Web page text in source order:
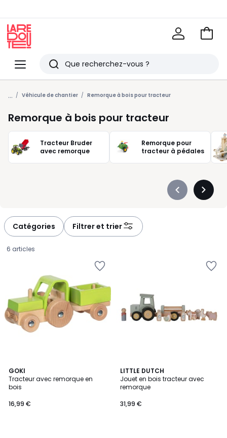
Menu
Redoute
Rechercher
Derniers
articles
vus
Voir
... Véhicule de chantier Remorque à bois pour tracteur
Remorque à bois pour tracteur
Tracteur Bruder
avec remorque
Remorque pour
tracteur à pédales
Précédent
Catégories Filtrer et trier
6 articles
GOKI
Tracteur avec remorque en
bois
€.
16,99 €
LITTLE DUTCH
Jouet en bois tracteur avec
remorque
31,99 €
5
/
5